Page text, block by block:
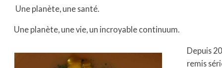
Une planète, une santé.
Une planète, une vie, un incroyable continuum.
Depuis
remis